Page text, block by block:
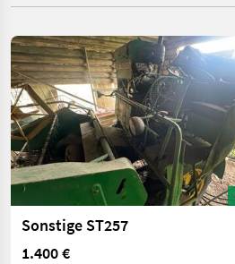
Sonstige ST257
1.400 €